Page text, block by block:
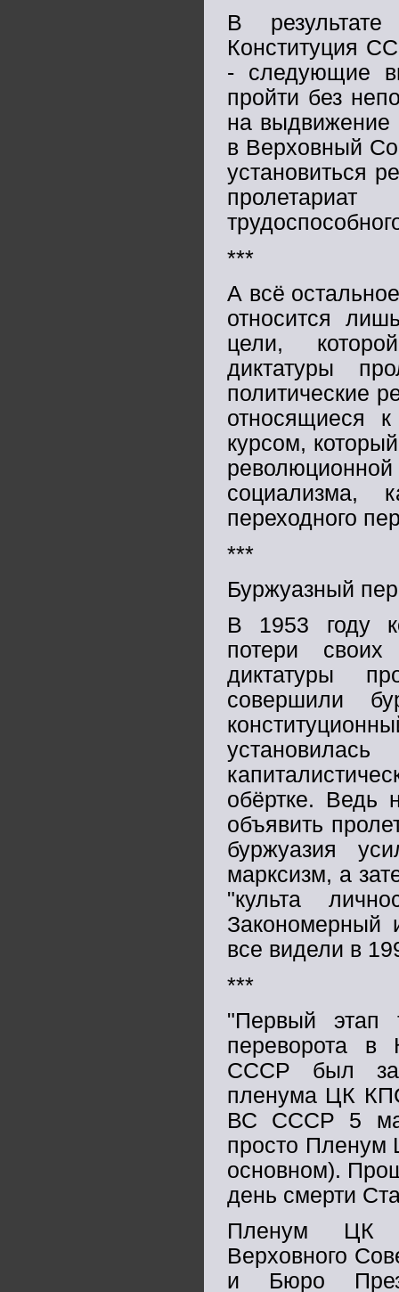
В
Конституция
- следующие
пройти без
на выдвижение
в Верховный
установиться
***
А всё
относится
цели,
диктатуры
политические
относящиеся
курсом,
социализма,
переходного
***
Буржуазный
В 1953 году
потери
диктатуры
совершили
обёртке. Ведь
объявить
буржуазия
марксизм, а
"культа
Закономерный
все видели в
***
"Первый этап
переворота в
СССР был
пленума ЦК
ВС СССР 5
просто Пленум
основном).
день смерти
Пленум ЦК
Верховного
и Бюро